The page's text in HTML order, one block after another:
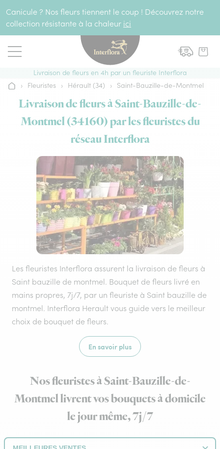
Canicule ? Nos fleurs tiennent le coup ! Découvrez notre
collection résistante à la chaleur ici
Livraison de fleurs en 4h par un fleuriste Interflora
Accueil
› Fleuristes › Hérault (34) › Saint-Bauzille-de-Montmel
Livraison de fleurs à Saint-Bauzille-de-
Montmel (34160) par les fleuristes du
réseau Interflora
Les fleuristes Interflora assurent la livraison de fleurs à
Saint bauzille de montmel. Bouquet de fleurs livré en
mains propres, 7j/7, par un fleuriste à Saint bauzille de
montmel. Interflora Herault vous guide vers le meilleur
choix de bouquet de fleurs.
En savoir plus
Nos fleuristes à Saint-Bauzille-de-
Montmel livrent vos bouquets à domicile
le jour même, 7j/7